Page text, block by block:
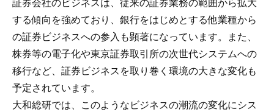
証券会社のビジネスは、従来の証券業務の範囲から拡大
する傾向を強めており、銀行をはじめとする他業種から
の証券ビジネスへの参入も顕著になっています。また、
株券等の電子化や東京証券取引所の次世代システムへの
移行など、証券ビジネスを取り巻く環境の大きな変化も
予定されています。
大和総研では、このようなビジネスの潮流の変化にシス